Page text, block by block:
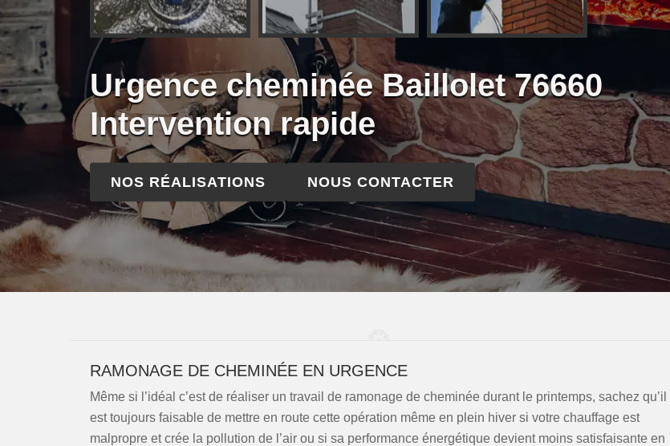
Urgence cheminée Baillolet 76660
Intervention rapide
NOS RÉALISATIONS NOUS CONTACTER
RAMONAGE DE CHEMINÉE EN URGENCE
Même si l’idéal c’est de réaliser un travail de ramonage de cheminée durant le printemps, sachez qu’il
est toujours faisable de mettre en route cette opération même en plein hiver si votre chauffage est
malpropre et crée la pollution de l’air ou si sa performance énergétique devient moins satisfaisante en